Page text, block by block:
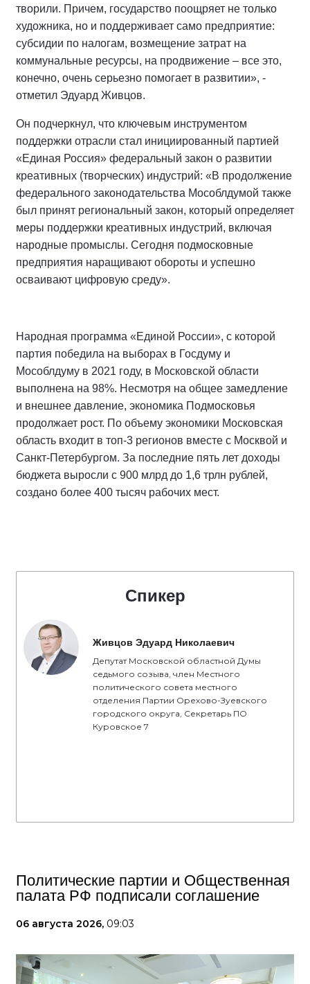
творили. Причем, государство поощряет не только
художника, но и поддерживает само предприятие:
субсидии по налогам, возмещение затрат на
коммунальные ресурсы, на продвижение – все это,
конечно, очень серьезно помогает в развитии», -
отметил Эдуард Живцов.
Он подчеркнул, что ключевым инструментом
поддержки отрасли стал инициированный партией
«Единая Россия» федеральный закон о развитии
креативных (творческих) индустрий: «В продолжение
федерального законодательства Мособлдумой также
был принят региональный закон, который определяет
меры поддержки креативных индустрий, включая
народные промыслы. Сегодня подмосковные
предприятия наращивают обороты и успешно
осваивают цифровую среду».
Народная программа «Единой России», с которой
партия победила на выборах в Госдуму и
Мособлдуму в 2021 году, в Московской области
выполнена на 98%. Несмотря на общее замедление
и внешнее давление, экономика Подмосковья
продолжает рост. По объему экономики Московская
область входит в топ-3 регионов вместе с Москвой и
Санкт-Петербургом. За последние пять лет доходы
бюджета выросли с 900 млрд до 1,6 трлн рублей,
создано более 400 тысяч рабочих мест.
Спикер
Живцов Эдуард Николаевич
Депутат Московской областной Думы
седьмого созыва, член Местного
политического совета местного
отделения Партии Орехово-Зуевского
городского округа, Секретарь ПО
Куровское 7
Политические партии и Общественная
палата РФ подписали соглашение
06 августа 2026, 09:03